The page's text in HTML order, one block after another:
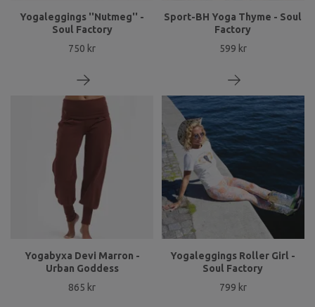
Yogaleggings ''Nutmeg'' -
Soul Factory
750 kr
Sport-BH Yoga Thyme - Soul
Factory
599 kr
Yogabyxa Devi Marron -
Urban Goddess
865 kr
Yogaleggings Roller Girl -
Soul Factory
799 kr